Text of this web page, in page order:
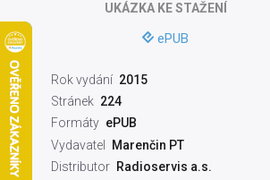
UKÁZKAKE STAŽENÍ
ePUB
Rok vydání 2015
Stránek 224
Formáty ePUB
Vydavatel
Marenčin PT
Distributor Radioservis a.s.